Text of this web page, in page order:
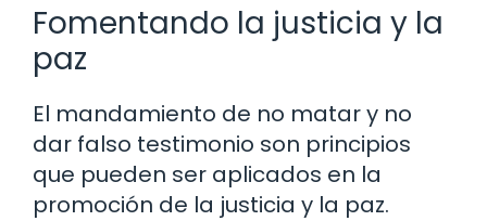
Fomentando la justicia y la
paz
El mandamiento de no matar y no
dar falso testimonio son principios
que pueden ser aplicados en la
promoción de la justicia y la paz.